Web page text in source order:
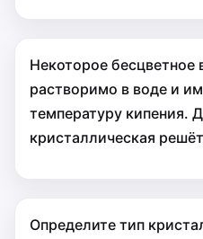
Некоторое
растворимо в воде и
температуру кипения.
кристаллическая
Определите тип